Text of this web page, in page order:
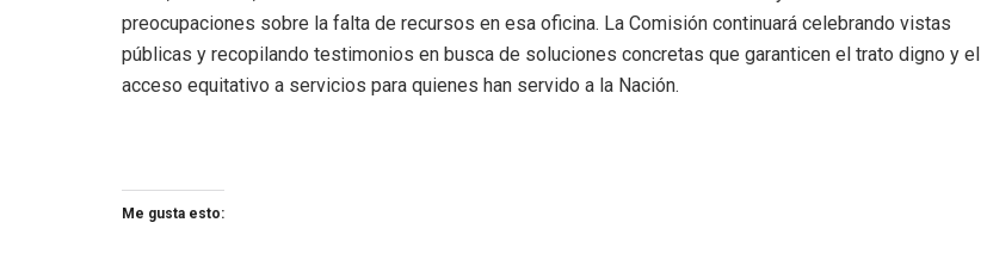
preocupaciones sobre la falta de recursos en esa oficina. La Comisión continuará celebrando vistas
públicas y recopilando testimonios en busca de soluciones concretas que garanticen el trato digno y el
acceso equitativo a servicios para quienes han servido a la Nación.
Me gusta esto: